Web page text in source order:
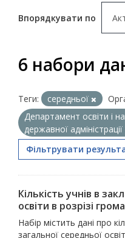
Впорядкувати по
6 набори
Теги: середньої
Департамент освіти і
державної адміністрації
Фільтрувати
Кількість учнів в
освіти в розрізі
Набір містить дані про
загальної середньої